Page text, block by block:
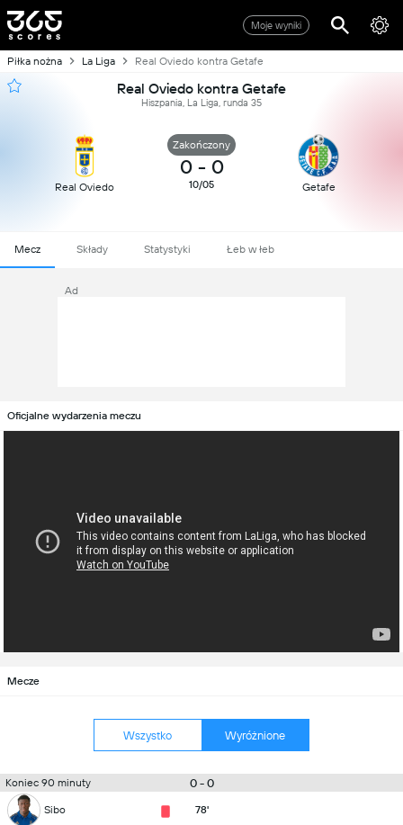
Moje wyniki
Piłka nożna La Liga Real Oviedo kontra Getafe
Real Oviedo kontra Getafe
Hiszpania, La Liga, runda 35
Real Oviedo
Zakończony
0 - 0
10/05 Getafe
Mecz Składy Statystyki Łeb w łeb
Ad
Oficjalne wydarzenia meczu
Mecze
Wszystko Wyróżnione
Koniec 90 minuty 0 - 0
Sibo 78'